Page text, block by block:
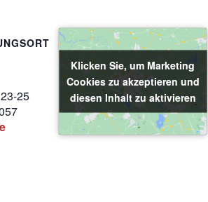
25
Klicken Sie, um Marketing
Cookies zu akzeptieren und
diesen Inhalt zu aktivieren
Klicken Sie, um Marketing
Cookies zu akzeptieren und
diesen Inhalt zu aktivieren